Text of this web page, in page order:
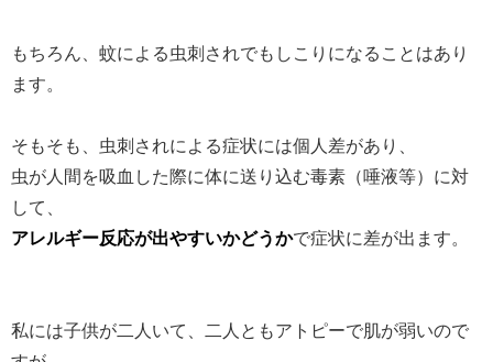
もちろん、蚊による虫刺されでもしこりになることはあり
ます。
そもそも、虫刺されによる症状には個人差があり、
虫が人間を吸血した際に体に送り込む毒素（唾液等）に対
して、
アレルギー反応が出やすいかどうかで症状に差が出ます。
私には子供が二人いて、二人ともアトピーで肌が弱いので